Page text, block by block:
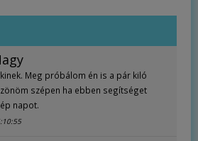
Meg próbálom én is a pár kiló
szépen ha ebben segítséget
napot.